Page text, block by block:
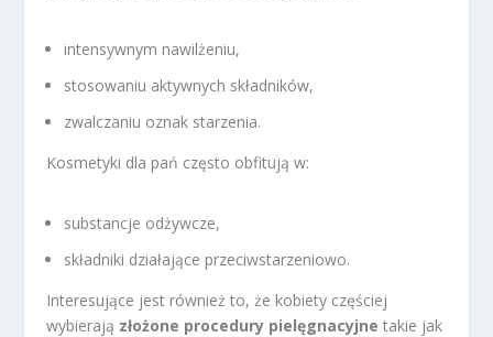
intensywnym nawilżeniu,
stosowaniu aktywnych składników,
zwalczaniu oznak starzenia.
Kosmetyki dla pań często obfitują w:
substancje odżywcze,
składniki działające przeciwstarzeniowo.
Interesujące jest również to, że kobiety częściej
wybierają złożone procedury pielęgnacyjne takie jak